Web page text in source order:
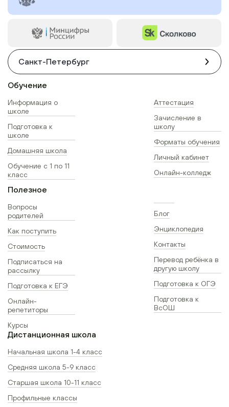
Санкт-Петербург
Обучение
Информация о
школе
Подготовка к
школе
Домашняя школа
Обучение с 1 по 11
класс
Аттестация
Зачисление в
школу
Форматы обучения
Личный кабинет
Онлайн-колледж
Полезное
Вопросы
родителей
Как поступить
Стоимость
Подписаться на
рассылку
Подготовка к ЕГЭ
Онлайн-
репетиторы
Курсы
Блог
Энциклопедия
Контакты
Перевод ребёнка в
другую школу
Подготовка к ОГЭ
Подготовка к
ВсОШ
Дистанционная школа
Начальная школа 1-4 класс
Средняя школа 5-9 класс
Старшая школа 10-11 класс
Профильные классы